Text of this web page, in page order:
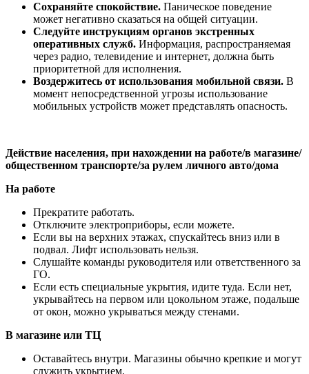
Сохраняйте спокойствие. Паническое поведение
может негативно сказаться на общей ситуации.
Следуйте инструкциям органов экстренных
оперативных служб. Информация, распространяемая
через радио, телевидение и интернет, должна быть
приоритетной для исполнения.
Воздержитесь от использования мобильной связи. В
момент непосредственной угрозы использование
мобильных устройств может представлять опасность.
Действие населения, при нахождении на работе/в магазине/
общественном транспорте/за рулем личного авто/дома
На работе
Прекратите работать.
Отключите электроприборы, если можете.
Если вы на верхних этажах, спускайтесь вниз или в
подвал. Лифт использовать нельзя.
Слушайте команды руководителя или ответственного за
ГО.
Если есть специальные укрытия, идите туда. Если нет,
укрывайтесь на первом или цокольном этаже, подальше
от окон, можно укрываться между стенами.
В магазине или ТЦ
Оставайтесь внутри. Магазины обычно крепкие и могут
служить укрытием.